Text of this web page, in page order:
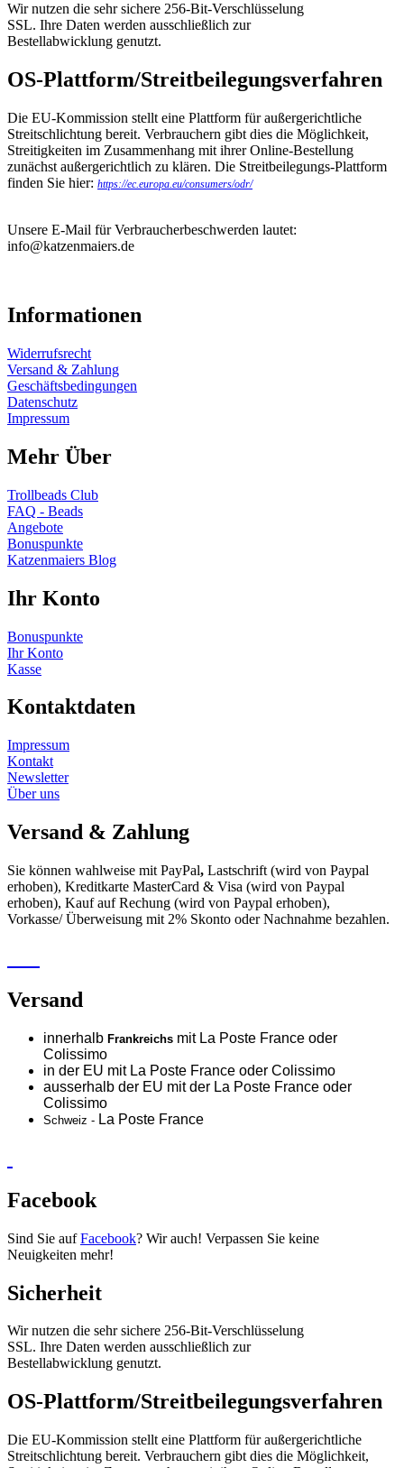
Wir nutzen die sehr sichere 256-Bit-Verschlüsselung
SSL. Ihre Daten werden ausschließlich zur
Bestellabwicklung genutzt.
OS-Plattform/Streitbeilegungsverfahren
Die EU-Kommission stellt eine Plattform für außergerichtliche
Streitschlichtung bereit. Verbrauchern gibt dies die Möglichkeit,
Streitigkeiten im Zusammenhang mit ihrer Online-Bestellung
zunächst außergerichtlich zu klären. Die Streitbeilegungs-Plattform
finden Sie hier: https://ec.europa.eu/consumers/odr/
Unsere E-Mail für Verbraucherbeschwerden lautet:
info@katzenmaiers.de
Informationen
Widerrufsrecht
Versand & Zahlung
Geschäftsbedingungen
Datenschutz
Impressum
Mehr Über
Trollbeads Club
FAQ - Beads
Angebote
Bonuspunkte
Katzenmaiers Blog
Ihr Konto
Bonuspunkte
Ihr Konto
Kasse
Kontaktdaten
Impressum
Kontakt
Newsletter
Über uns
Versand & Zahlung
Sie können wahlweise mit PayPal, Lastschrift (wird von Paypal
erhoben), Kreditkarte MasterCard & Visa (wird von Paypal
erhoben), Kauf auf Rechung (wird von Paypal erhoben),
Vorkasse/ Überweisung mit 2% Skonto oder Nachnahme bezahlen.
Versand
innerhalb Frankreichs mit La Poste France oder
Colissimo
in der EU mit La Poste France oder Colissimo
ausserhalb der EU mit der La Poste France oder
Colissimo
Schweiz - La Poste France
Facebook
Sind Sie aufFacebook? Wir auch! Verpassen Sie keine
Neuigkeiten mehr!
Sicherheit
Wir nutzen die sehr sichere 256-Bit-Verschlüsselung
SSL. Ihre Daten werden ausschließlich zur
Bestellabwicklung genutzt.
OS-Plattform/Streitbeilegungsverfahren
Die EU-Kommission stellt eine Plattform für außergerichtliche
Streitschlichtung bereit. Verbrauchern gibt dies die Möglichkeit,